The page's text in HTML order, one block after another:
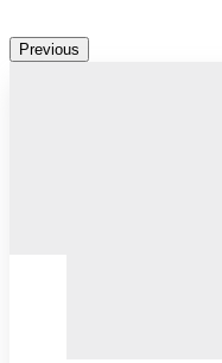
Previous